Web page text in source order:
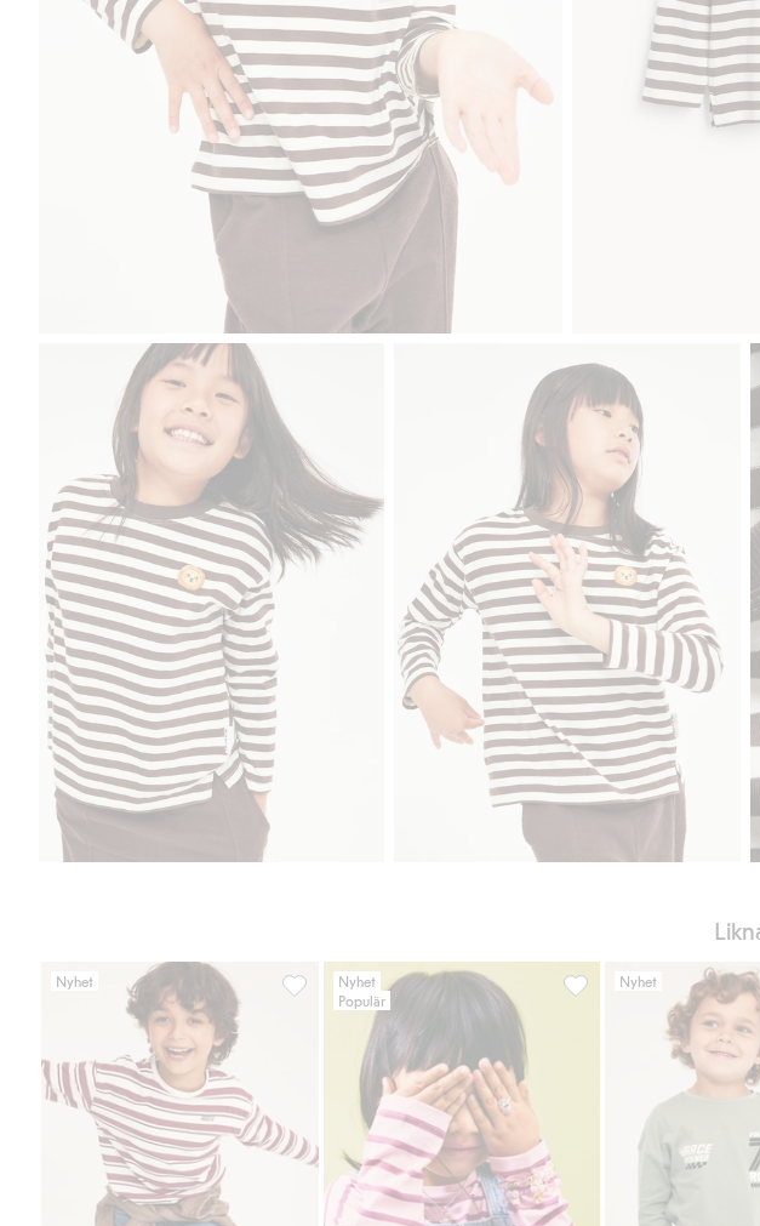
Nyhet
Randig långärmad topp, Lägg till i favoriter
Nyhet
Populär
Randig topp i
Nyhet